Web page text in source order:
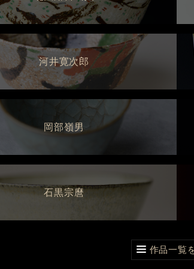
河井寛次郎
岡部嶺男
石黒宗麿
作品一覧